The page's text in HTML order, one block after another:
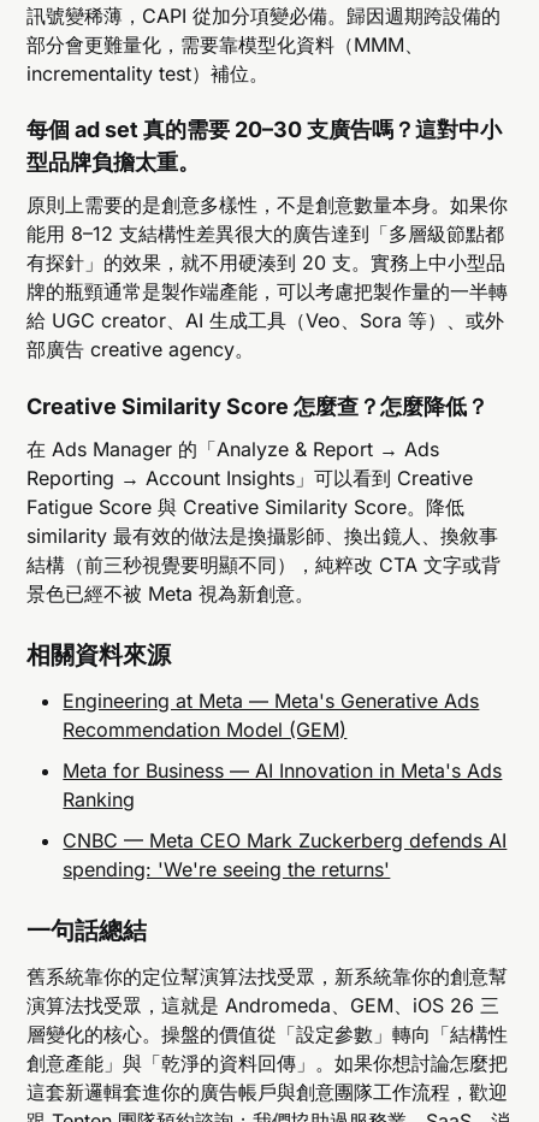
訊號變稀薄，CAPI 從加分項變必備。歸因週期跨設備的
部分會更難量化，需要靠模型化資料（MMM、
incrementality test）補位。
每個 ad set 真的需要 20–30 支廣告嗎？這對中小
型品牌負擔太重。
原則上需要的是創意多樣性，不是創意數量本身。如果你
能用 8–12 支結構性差異很大的廣告達到「多層級節點都
有探針」的效果，就不用硬湊到 20 支。實務上中小型品
牌的瓶頸通常是製作端產能，可以考慮把製作量的一半轉
給 UGC creator、AI 生成工具（Veo、Sora 等）、或外
部廣告 creative agency。
Creative Similarity Score 怎麼查？怎麼降低？
在 Ads Manager 的「Analyze & Report → Ads
Reporting → Account Insights」可以看到 Creative
Fatigue Score 與 Creative Similarity Score。降低
similarity 最有效的做法是換攝影師、換出鏡人、換敘事
結構（前三秒視覺要明顯不同），純粹改 CTA 文字或背
景色已經不被 Meta 視為新創意。
相關資料來源
Engineering at Meta — Meta's Generative Ads
Recommendation Model (GEM)
Meta for Business — AI Innovation in Meta's Ads
Ranking
CNBC — Meta CEO Mark Zuckerberg defends AI
spending: 'We're seeing the returns'
一句話總結
舊系統靠你的定位幫演算法找受眾，新系統靠你的創意幫
演算法找受眾，這就是 Andromeda、GEM、iOS 26 三
層變化的核心。操盤的價值從「設定參數」轉向「結構性
創意產能」與「乾淨的資料回傳」。如果你想討論怎麼把
這套新邏輯套進你的廣告帳戶與創意團隊工作流程，歡迎